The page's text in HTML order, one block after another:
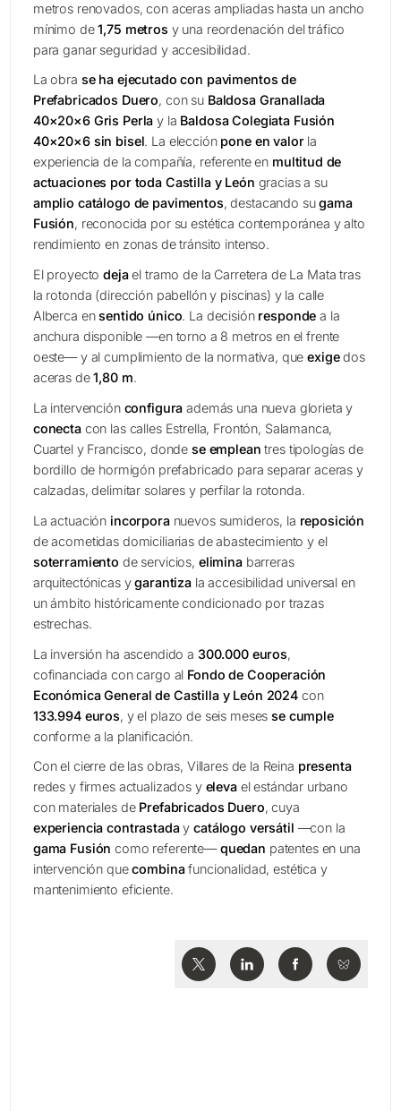
metros renovados, con aceras ampliadas hasta un ancho
mínimo de1,75 metros y una reordenación del tráfico
para ganar seguridad y accesibilidad.
La obra se ha ejecutado con pavimentos de
Prefabricados Duero, con su Baldosa Granallada
40×20×6 Gris Perla y la Baldosa Colegiata Fusión
40×20×6 sin bisel. La elección pone en valorla
experiencia de la compañía, referente en multitud de
actuaciones por toda Castilla y León gracias a su
amplio catálogo de pavimentos, destacando sugama
Fusión, reconocida por su estética contemporánea y alto
rendimiento en zonas de tránsito intenso.
El proyectodejael tramo de la Carretera de La Mata tras
la rotonda (dirección pabellón y piscinas) y la calle
Alberca ensentido único. La decisión responde a la
anchura disponible —en torno a 8 metros en el frente
oeste— y al cumplimiento de la normativa, queexigedos
aceras de1,80 m.
La intervención configura además una nueva glorieta y
conectacon las calles Estrella, Frontón, Salamanca,
Cuartel y Francisco, donde se emplean tres tipologías de
bordillo de hormigón prefabricado para separar aceras y
calzadas, delimitar solares y perfilar la rotonda.
La actuación incorporanuevos sumideros, la reposición
de acometidas domiciliarias de abastecimiento y el
soterramiento de servicios, eliminabarreras
arquitectónicas ygarantizala accesibilidad universal en
un ámbito históricamente condicionado por trazas
estrechas.
La inversión ha ascendido a 300.000 euros,
cofinanciada con cargo al Fondo de Cooperación
Económica General de Castilla y León 2024con
133.994 euros, y el plazo de seis mesesse cumple
conforme a la planificación.
Con el cierre de las obras, Villares de la Reina presenta
redes y firmes actualizados y elevael estándar urbano
con materiales de Prefabricados Duero, cuya
experiencia contrastadaycatálogo versátil —con la
gama Fusión como referente—quedan patentes en una
intervención quecombinafuncionalidad, estética y
mantenimiento eficiente.